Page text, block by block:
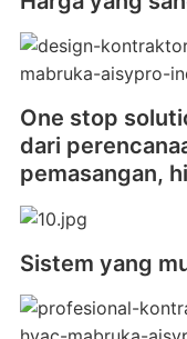
One stop
dari
pemasangan,
Sistem yang